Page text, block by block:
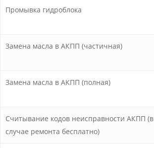
Промывка гидроблока
Замена масла в АКПП (частичная)
Замена масла в АКПП (полная)
Считывание кодов неисправности АКПП (в
случае ремонта бесплатно)